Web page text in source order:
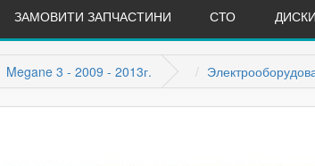
ЗАМОВИТИ ЗАПЧАСТИНИ СТО
Megane 3 - 2009 - 2013г.